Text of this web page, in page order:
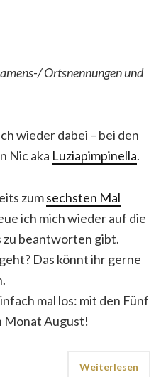
Ortsnennungen und
wieder dabei – bei den
Nic aka Luziapimpinella.
zumsechsten Mal
ich mich wieder auf die
zu beantworten gibt.
Das könnt ihr gerne
mal los: mit den Fünf
Monat August!
Weiterlesen